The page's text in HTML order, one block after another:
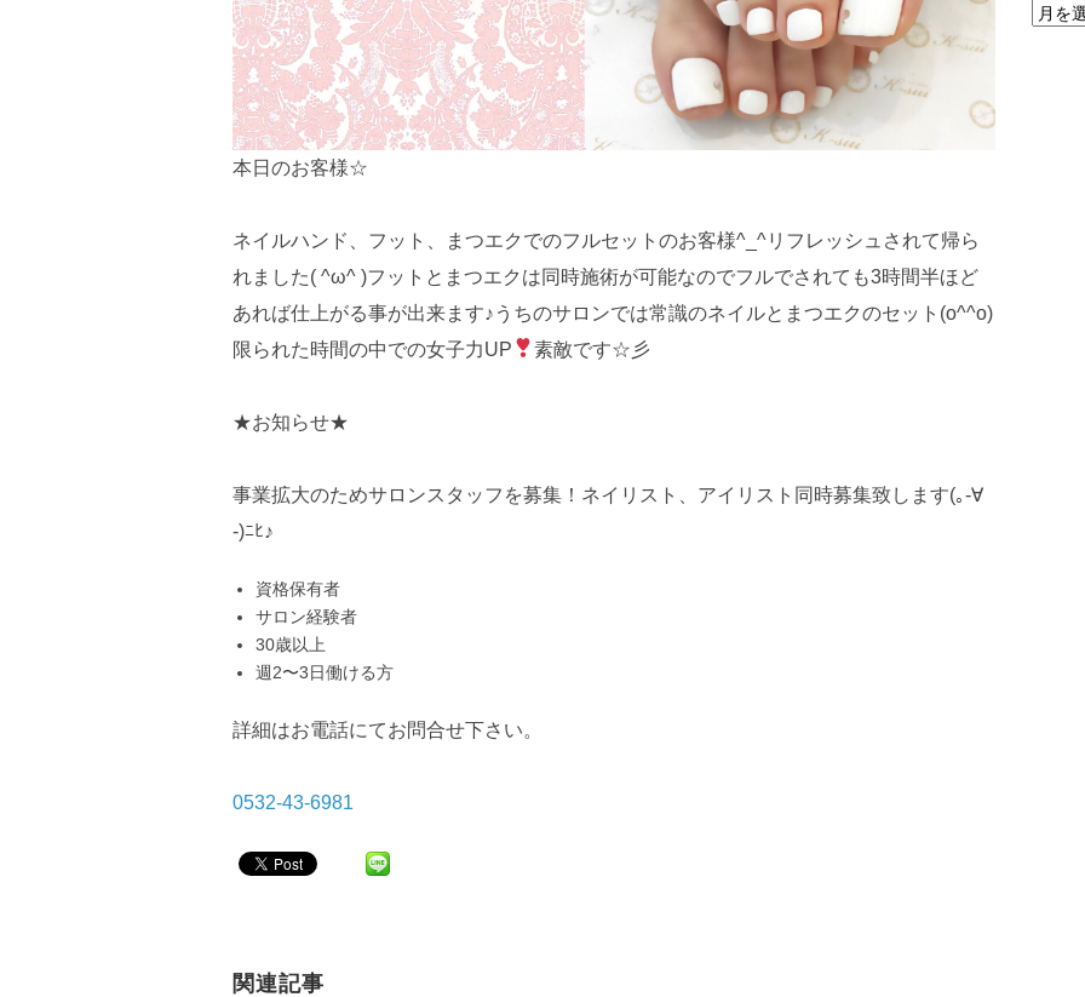
本日のお客様☆
ネイルハンド、フット、まつエクでのフルセットのお客様^_^リフレッシュされて帰ら
れました( ^ω^ )フットとまつエクは同時施術が可能なのでフルでされても3時間半ほど
あれば仕上がる事が出来ます♪うちのサロンでは常識のネイルとまつエクのセット(o^^o)
限られた時間の中での女子力UP
素敵です☆彡
★お知らせ★
事業拡大のためサロンスタッフを募集！ネイリスト、アイリスト同時募集致します(｡-∀
-)ﾆﾋ♪
資格保有者
サロン経験者
30歳以上
週2〜3日働ける方
詳細はお電話にてお問合せ下さい。
0532-43-6981
関連記事
ア